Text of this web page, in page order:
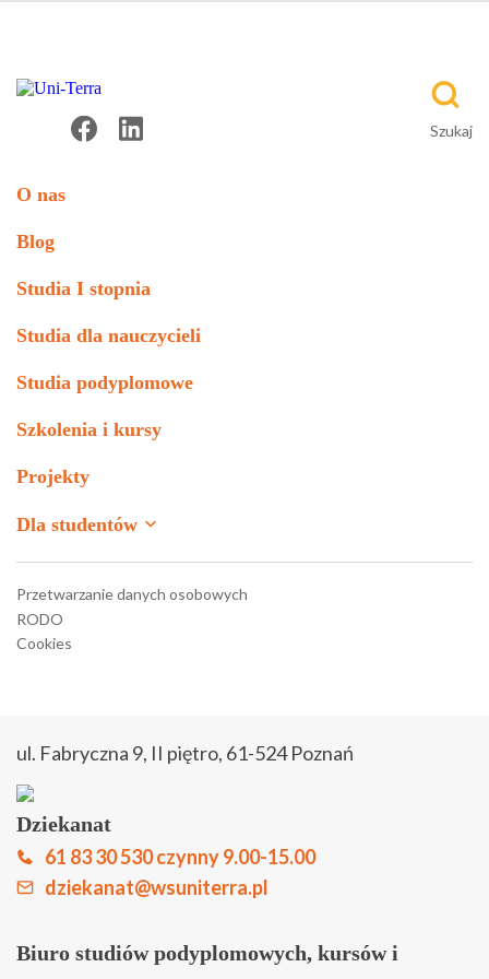
Przetwarzanie danych osobowych
RODO
Cookies
O nas
Blog
Studia I stopnia
Studia dla nauczycieli
Studia podyplomowe
Szkolenia i kursy
Projekty
Dla studentów
Moodle – stara wersja
Biuletyn Informacji Publicznej
Kontakt
ul. Fabryczna 9, II piętro, 61-524 Poznań
Dziekanat
61 83 30 530 czynny 9.00-15.00
dziekanat@wsuniterra.pl
Biuro studiów podyplomowych, kursów i